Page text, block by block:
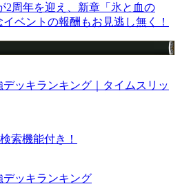
2周年を迎え、新章「氷と血の
ベントの報酬もお見逃し無く！
デッキランキング｜タイムスリッ
索機能付き！
ッキランキング